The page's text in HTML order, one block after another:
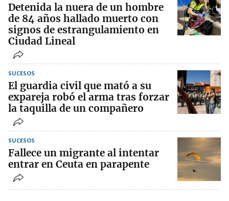
Detenida la nuera de un hombre
de 84 años hallado muerto con
signos de estrangulamiento en
Ciudad Lineal
SUCESOS
El guardia civil que mató a su
expareja robó el arma tras forzar
la taquilla de un compañero
SUCESOS
Fallece un migrante al intentar
entrar en Ceuta en parapente